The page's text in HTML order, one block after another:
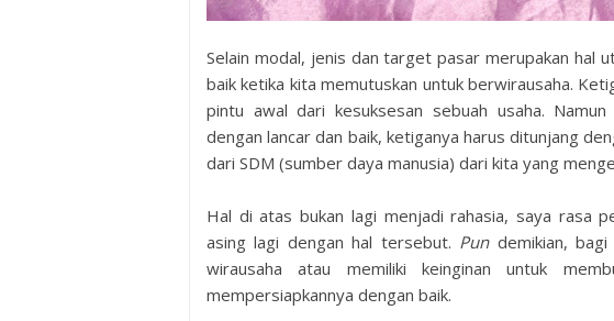
Selain modal, jenis dan target pasar merupakan hal
baik ketika kita memutuskan untuk berwirausaha.
pintu awal dari kesuksesan sebuah usaha.
dengan lancar dan baik, ketiganya harus ditunjang
dari SDM (sumber daya manusia) dari kita yang
Hal di atas bukan lagi menjadi rahasia, saya rasa
asing lagi dengan hal tersebut. Pun demikian,
wirausaha atau memiliki keinginan untuk
mempersiapkannya dengan baik.